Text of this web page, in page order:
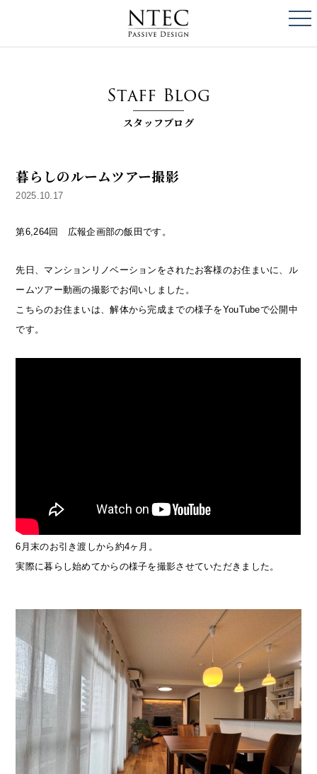
Staff Blog
スタッフブログ
暮らしのルームツアー撮影
2025.10.17
第6,264回 広報企画部の飯田です。
先日、マンションリノベーションをされたお客様のお住まいに、ル
ームツアー動画の撮影でお伺いしました。
こちらのお住まいは、解体から完成までの様子をYouTubeで公開中
です。
6月末のお引き渡しから約4ヶ月。
実際に暮らし始めてからの様子を撮影させていただきました。